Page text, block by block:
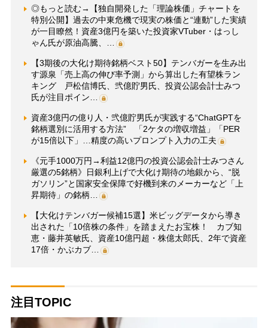
◎もっと読む→【独自開発した「理論株価」チャートを
特別公開】過去の中東危機で現実の株価と“連動”した実績
が一目瞭然！資産3億円を築いた投資家VTuber・はっし
ゃん氏が原油高騰、…
【3期後の大化け期待銘柄ベスト50】テンバガーを生み出
す源泉「売上高の伸び率予測」から算出した有望株ラン
キング 戸松信博氏、弐億貯男氏、投資公認会計士みつ
氏が注目ポイン…
資産3億円の億り人・弐億貯男氏が実践する“ChatGPTを
銘柄選別に活用する方法” 「2ケタの増収増益」「PER
が15倍以下」…精度の高いプロンプト入力の工夫
《元手1000万円→利益12億円の投資公認会計士みつさん
厳選の5銘柄》日銀利上げで大化け期待の地銀から、“脱
ガソリン”と国家安全保障で好機到来のメーカーなど「上
昇期待」の銘柄…
【大化けテンバガー候補15選】米ビッグデータから導き
出された「10倍株の条件」を踏まえたお宝株！ カブ知
恵・藤井英敏氏、資産10億円超・株億太郎氏、2年で資産
17倍・かぶカブ…
注目TOPIC